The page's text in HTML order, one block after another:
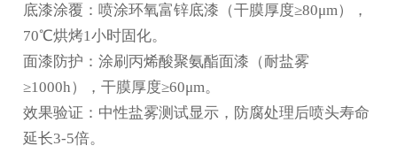
底漆涂覆：喷涂环氧富锌底漆（干膜厚度≥80μm），
70℃烘烤1小时固化。
面漆防护：涂刷丙烯酸聚氨酯面漆（耐盐雾
≥1000h），干膜厚度≥60μm。
效果验证：中性盐雾测试显示，防腐处理后喷头寿命
延长3-5倍。